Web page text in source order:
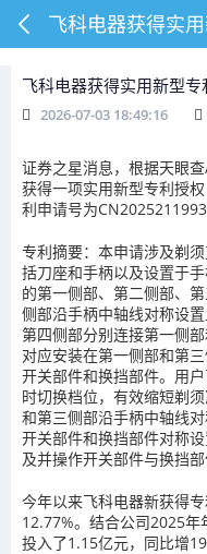
飞科电器获得实用新型专
2026-07-03 18:49:16
证券之星消息，根据天眼
获得一项实用新型专利授
利申请号为
专利摘要：本申请涉及剃
括刀座和手柄以及设置于
的第一侧部、第二侧部、
侧部沿手柄中轴线对称设
第四侧部分别连接第一侧
对应安装在第一侧部和第
开关部件和换挡部件。用
时切换档位，有效缩短剃
和第三侧部沿手柄中轴线
开关部件和换挡部件对称
及并操作开关部件与换挡部
今年以来飞科电器新获得
12.77%。结合公司2025
投入了1.15亿元，同比增